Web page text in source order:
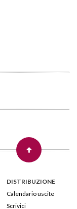
DISTRIBUZIONE
Calendario uscite
Scrivici